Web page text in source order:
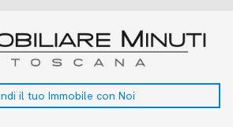
il tuo Immobile con Noi